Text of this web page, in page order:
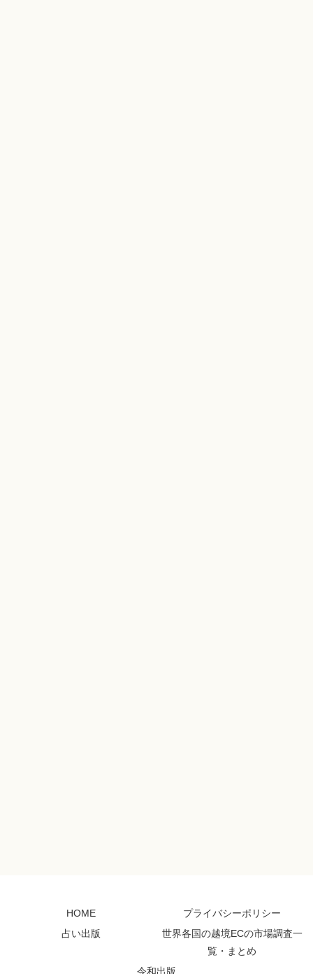
HOME
プライバシーポリシー
占い出版
世界各国の越境ECの市場調査一
覧・まとめ
令和出版